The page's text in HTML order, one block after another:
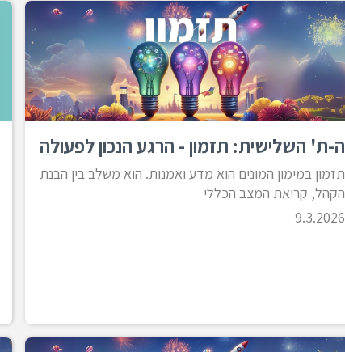
ה-ת' השלישית: תזמון - הרגע הנכון לפעולה
תזמון במימון המונים הוא מדע ואמנות. הוא משלב בין הבנת
הקהל, קריאת המצב הכללי
9.3.2026